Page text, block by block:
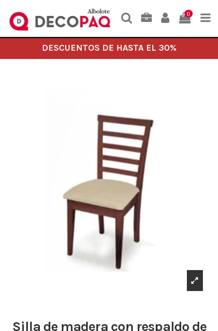
0
DESCUENTOS DE HASTA EL 30%
Silla de madera con respaldo de